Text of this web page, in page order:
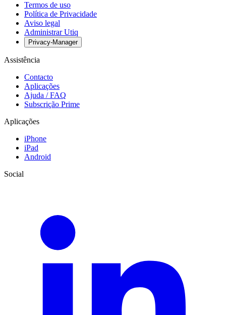
Termos de uso
Política de Privacidade
Aviso legal
Administrar Utiq
Privacy-Manager
Assistência
Contacto
Aplicações
Ajuda / FAQ
Subscrição Prime
Aplicações
iPhone
iPad
Android
Social